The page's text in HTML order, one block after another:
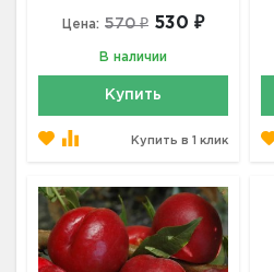
Цена: 570 ₽ 530 ₽
В наличии
Купить
Купить в 1 клик